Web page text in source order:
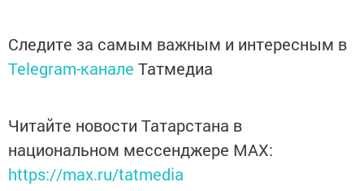
Следите за самым важным и интересным в
Telegram-канале Татмедиа
Читайте новости Татарстана в
национальном мессенджере MАХ:
https://max.ru/tatmedia